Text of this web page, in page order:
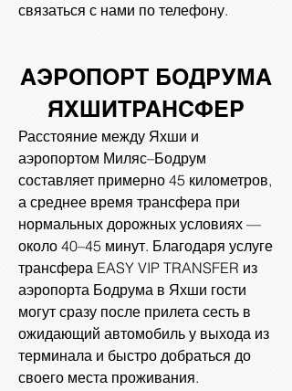
связаться с нами по телефону.
АЭРОПОРТ БОДРУМА
ЯХШИТРАНСФЕР
Расстояние между Яхши и
аэропортом Миляс–Бодрум
составляет примерно 45 километров,
а среднее время трансфера при
нормальных дорожных условиях —
около 40–45 минут. Благодаря услуге
трансфера EASY VIP TRANSFER из
аэропорта Бодрума в Яхши гости
могут сразу после прилета сесть в
ожидающий автомобиль у выхода из
терминала и быстро добраться до
своего места проживания.